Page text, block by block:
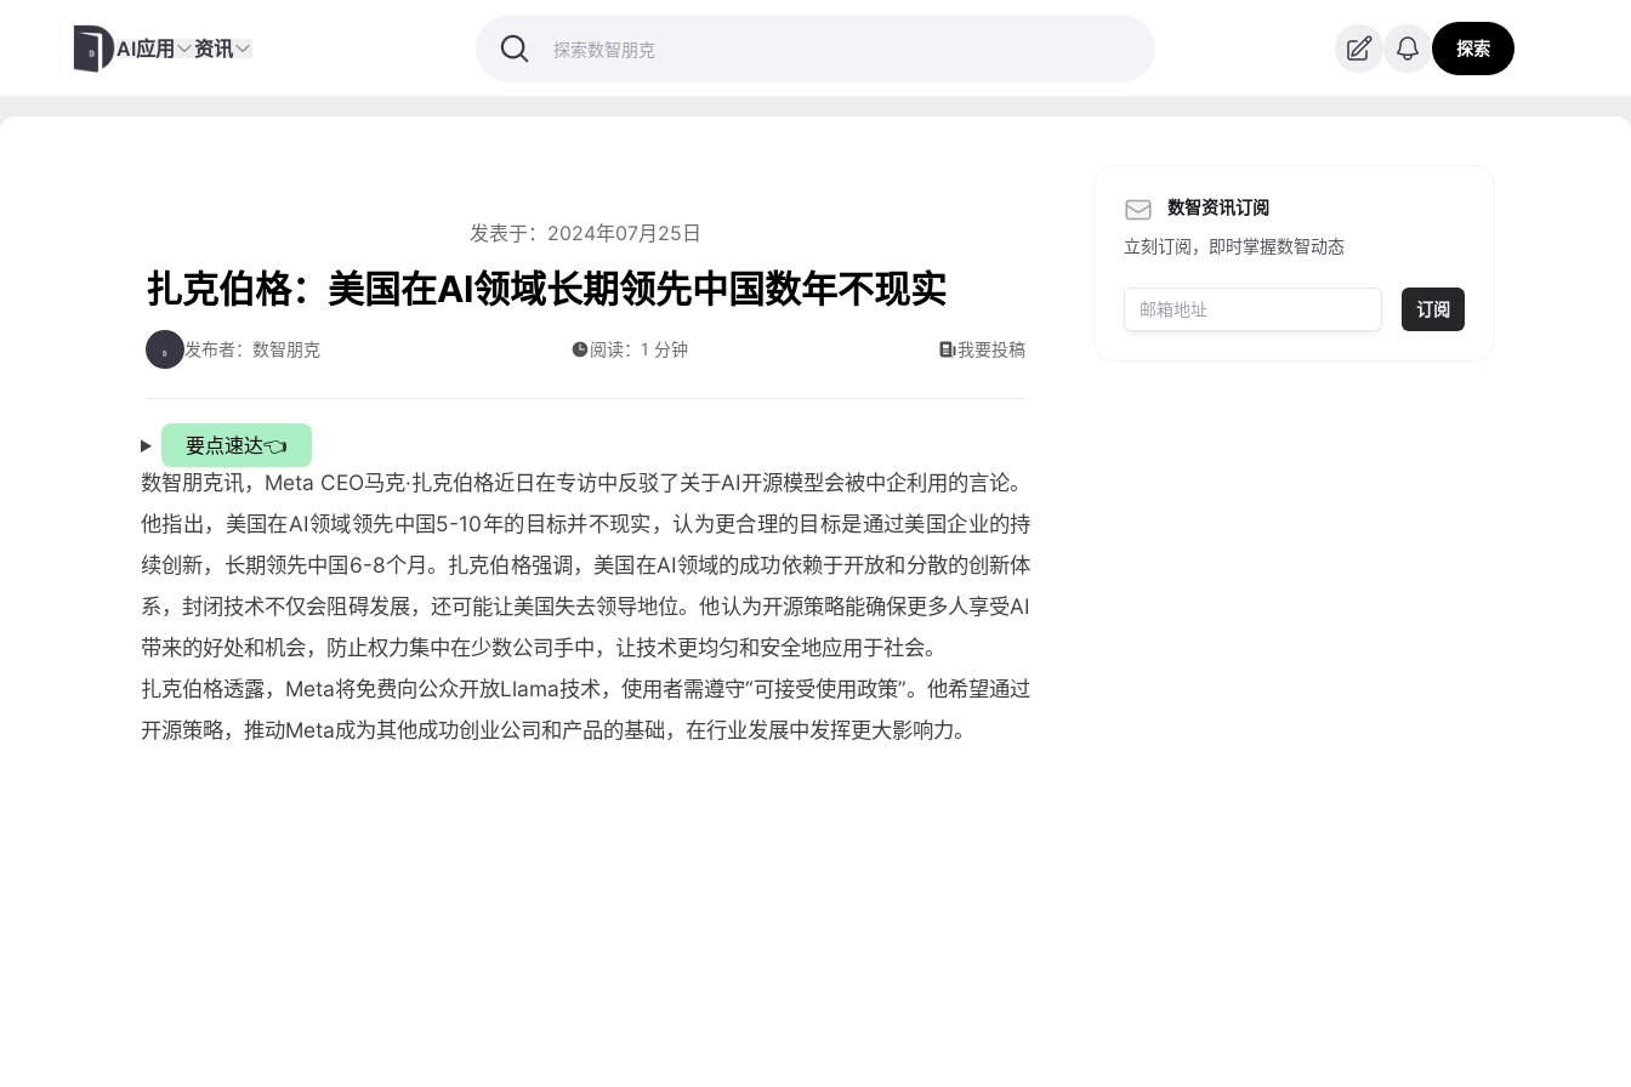
AI应用 资讯 探索
发表于：2024年07月25日
扎克伯格：美国在AI领域长期领先中国数年不现实
发布者：数智朋克 阅读：1 分钟 我要投稿
要点速达👈
数智朋克讯，Meta CEO马克·扎克伯格近日在专访中反驳了关于AI开源模型会被中企利用的言论。
他指出，美国在AI领域领先中国5-10年的目标并不现实，认为更合理的目标是通过美国企业的持
续创新，长期领先中国6-8个月。扎克伯格强调，美国在AI领域的成功依赖于开放和分散的创新体
系，封闭技术不仅会阻碍发展，还可能让美国失去领导地位。他认为开源策略能确保更多人享受AI
带来的好处和机会，防止权力集中在少数公司手中，让技术更均匀和安全地应用于社会。
扎克伯格透露，Meta将免费向公众开放Llama技术，使用者需遵守“可接受使用政策”。他希望通过
开源策略，推动Meta成为其他成功创业公司和产品的基础，在行业发展中发挥更大影响力。
数智资讯订阅
立刻订阅，即时掌握数智动态
订阅